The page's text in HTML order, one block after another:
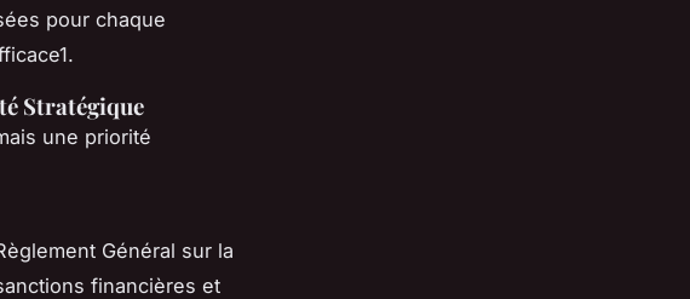
pour chaque
Stratégique
une priorité
Général sur la
financières et